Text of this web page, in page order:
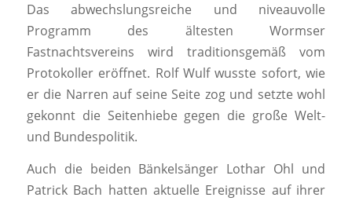
Das abwechslungsreiche und niveauvolle
Programm des ältesten Wormser
Fastnachtsvereins wird traditionsgemäß vom
Protokoller eröffnet. Rolf Wulf wusste sofort, wie
er die Narren auf seine Seite zog und setzte wohl
gekonnt die Seitenhiebe gegen die große Welt-
und Bundespolitik.
Auch die beiden Bänkelsänger Lothar Ohl und
Patrick Bach hatten aktuelle Ereignisse auf ihrer